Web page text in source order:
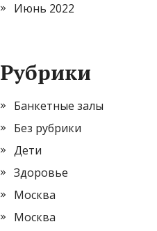
Июнь 2022
Рубрики
Банкетные залы
Без рубрики
Дети
Здоровье
Москва
Москва